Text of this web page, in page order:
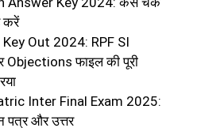
करें
Out 2024: RPF SI
फाइल की पूरी
Inter Final Exam 2025:
पत्र और उत्तर